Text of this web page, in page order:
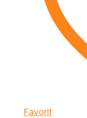
Favorit